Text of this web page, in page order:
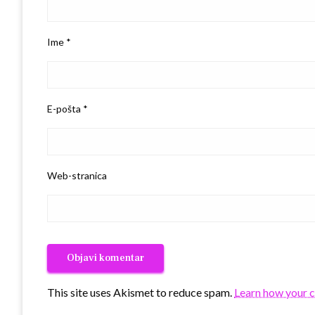
Ime *
E-pošta *
Web-stranica
This site uses Akismet to reduce spam. Learn how your